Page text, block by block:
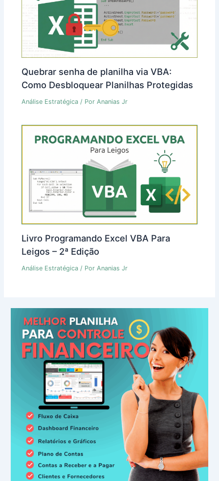
Quebrar senha de planilha via VBA:
Como Desbloquear Planilhas Protegidas
Análise Estratégica / PorAnanias Jr
Livro Programando Excel VBA Para
Leigos – 2ª Edição
Análise Estratégica / PorAnanias Jr